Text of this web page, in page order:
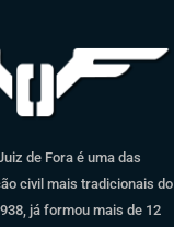
de Fora é uma das
civil mais tradicionais do
já formou mais de 12